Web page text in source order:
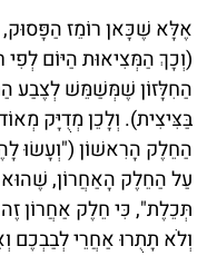
אֶלָּא שֶׁכָּאן רוֹמֵז
(וְכָךְ הַמְּצִיאוּת הַיּוֹם לְפִי
הַחִלָּזוֹן שֶׁמְּשַׁמֵּשׁ לְצֶבַע
בַּצִּיצִית). וְלָכֵן מְדֻיָּק
הַחֵלֶק הָרִאשׁוֹן ("וְעָשׂוּ
עַל הַחֵלֶק הָאַחֲרוֹן, שֶׁהוּא
תְּכֵלֶת", כִּי חֵלֶק אַחֲרוֹן זֶה
וְלֹא תָתֻרוּ אַחֲרֵי לְבַבְכֶם